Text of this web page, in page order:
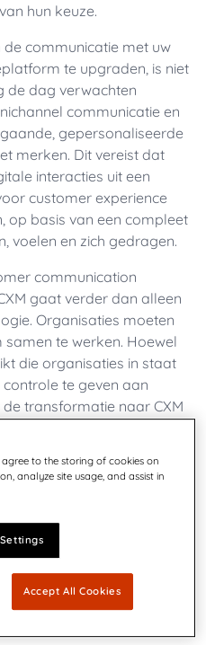
hun keuze.
communicatie met uw
te upgraden, is niet
de dag verwachten
communicatie en
gepersonaliseerde
merken. Dit vereist dat
interacties uit een
customer experience
op basis van een compleet
voelen en zich gedragen.
communication
gaat verder dan alleen
Organisaties moeten
te werken. Hoewel
die organisaties in staat
te geven aan
transformatie naar CXM
van
Model?
agree to the storing of cookies on
analyze site usage, and assist in
Accept All Cookies